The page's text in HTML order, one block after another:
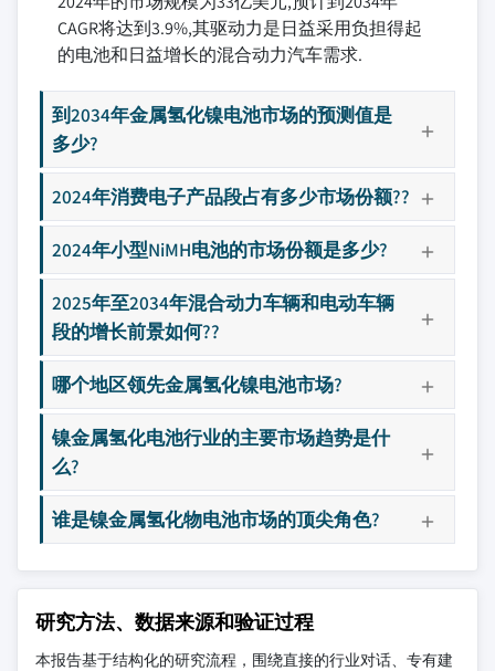
CAGR将达到3.9%,其驱动力是日益采用负担得起
的电池和日益增长的混合动力汽车需求.
到2034年金属氢化镍电池市场的预测值是
多少?
2024年消费电子产品段占有多少市场份额??
2024年小型NiMH电池的市场份额是多少?
2025年至2034年混合动力车辆和电动车辆
段的增长前景如何??
哪个地区领先金属氢化镍电池市场?
镍金属氢化电池行业的主要市场趋势是什
么?
谁是镍金属氢化物电池市场的顶尖角色?
研究方法、数据来源和验证过程
本报告基于结构化的研究流程，围绕直接的行业对话、专有建